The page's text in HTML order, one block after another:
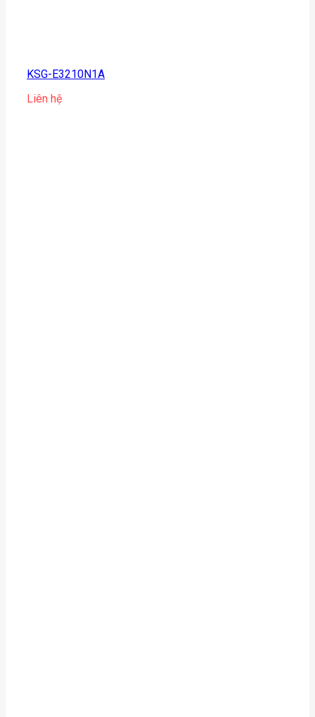
KSG-E3210N1A
Liên hệ